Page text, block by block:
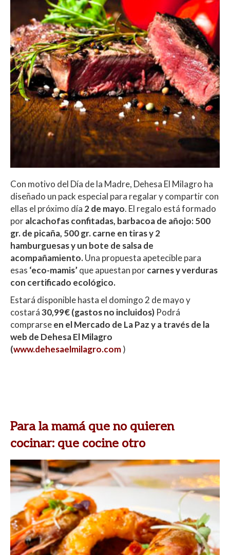
Con motivo del Día de la Madre, Dehesa El Milagro ha
diseñado un pack especial para regalar y compartir con
ellas el próximo día 2 de mayo. El regalo está formado
poralcachofas confitadas, barbacoa de añojo: 500
gr. de picaña, 500 gr. carne en tiras y 2
hamburguesas y un bote de salsa de
acompañamiento.Una propuesta apetecible para
esas ‘eco-mamis’que apuestan porcarnes y verduras
con certificado ecológico.
Estará disponible hasta el domingo 2 de mayo y
costará30,99€ (gastos no incluidos) Podrá
comprarseen el Mercado de La Paz y a través de la
web de Dehesa El Milagro
(www.dehesaelmilagro.com)
Para la mamá que no quieren
cocinar: que cocine otro